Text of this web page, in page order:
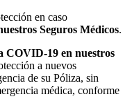
en caso
Seguros Médicos.
COVID-19 en nuestros
a nuevos
de su Póliza, sin
médica, conforme